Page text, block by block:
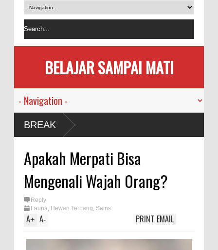
BELAJAR SAMPAI MATI
BREAK
Apakah Merpati Bisa
Mengenali Wajah Orang?
Reply
Fauna, Hewan Terbang, Sains
A+ A- EMAIL
PRINT